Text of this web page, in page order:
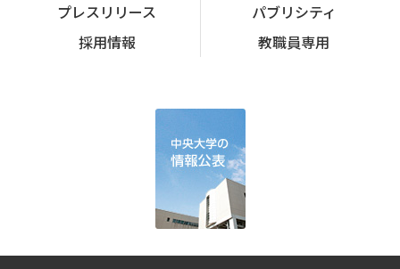
プレスリリース
パブリシティ
採用情報
教職員専用